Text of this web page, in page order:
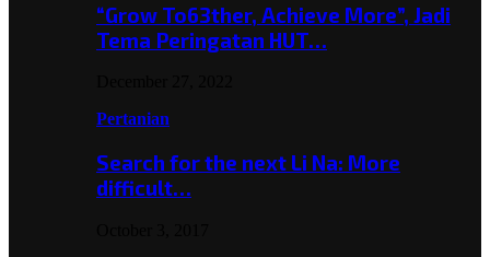
“Grow To63ther, Achieve More”, Jadi
Tema Peringatan HUT…
Pertanian
Search for the next Li Na: More
difficult…